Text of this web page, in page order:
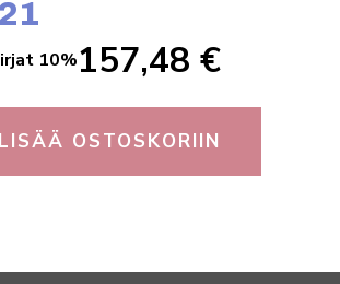
157,48€
10%
LISÄÄ OSTOSKORIIN